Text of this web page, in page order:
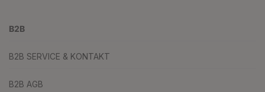
B2B
B2B SERVICE & KONTAKT
B2B AGB